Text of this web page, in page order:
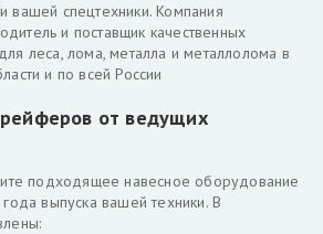
вашей спецтехники. Компания
и поставщик качественных
леса, лома, металла и металлолома в
и по всей России
от ведущих
подходящее навесное оборудование
выпуска вашей техники. В